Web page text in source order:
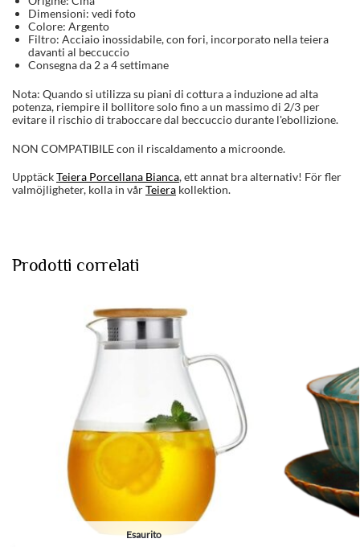
Dimensioni: vedi foto
Colore: Argento
Filtro: Acciaio inossidabile, con fori, incorporato nella teiera
davanti al beccuccio
Consegna da 2 a 4 settimane
Nota: Quando si utilizza su piani di cottura a induzione ad alta
potenza, riempire il bollitore solo fino a un massimo di 2/3 per
evitare il rischio di traboccare dal beccuccio durante l'ebollizione.
NON COMPATIBILE con il riscaldamento a microonde.
UpptäckTeiera Porcellana Bianca, ett annat bra alternativ! För fler
valmöjligheter, kolla in vårTeiera kollektion.
Prodotti correlati
Esaurito